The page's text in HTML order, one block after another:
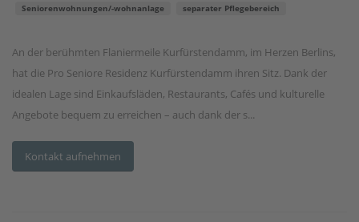
Seniorenwohnungen/-wohnanlage separater Pflegebereich
An der berühmten Flaniermeile Kurfürstendamm, im Herzen Berlins,
hat die Pro Seniore Residenz Kurfürstendamm ihren Sitz. Dank der
idealen Lage sind Einkaufsläden, Restaurants, Cafés und kulturelle
Angebote bequem zu erreichen – auch dank der s...
Kontakt aufnehmen